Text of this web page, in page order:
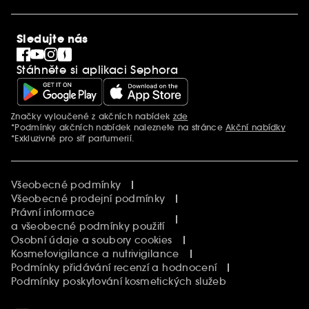
SEPHORiA
Blog Sephora
Singles´ Day
Black Friday
Cyber Monday
Vánoce
Sledujte nás
Stáhněte si aplikaci Sephora
Další informace
Značky vyloučené z akčních nabídek zde
*Podmínky akčních nabídek naleznete na stránceAkční nabídky
*Exkluzivně pro síť parfumerií.
Všeobecné podmínky
Všeobecné prodejní podmínky
Právní informace
a všeobecné podmínky použití
Osobní údaje a soubory cookies
Kosmetovigilance a nutrivigilance
Podmínky přidávání recenzí a hodnocení
Podmínky poskytování kosmetických služeb